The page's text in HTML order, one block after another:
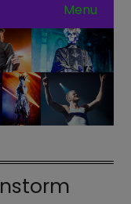
Menu